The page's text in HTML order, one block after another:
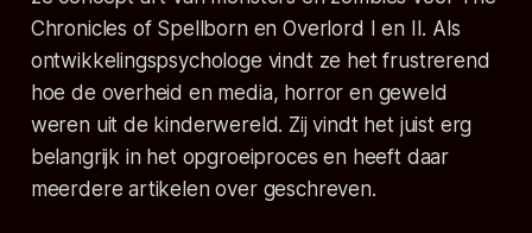
Chronicles of Spellborn en Overlord I en II. Als
ontwikkelingspsychologe vindt ze het frustrerend
hoe de overheid en media, horror en geweld
weren uit de kinderwereld. Zij vindt het juist erg
belangrijk in het opgroeiproces en heeft daar
meerdere artikelen over geschreven.